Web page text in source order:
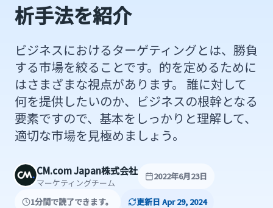
析手法を紹介
ビジネスにおけるターゲティングとは、勝負
する市場を絞ることです。的を定めるために
はさまざまな視点があります。 誰に対して
何を提供したいのか、ビジネスの根幹となる
要素ですので、基本をしっかりと理解して、
適切な市場を見極めましょう。
CM.com Japan株式会社
マーケティングチーム
2022年6月23日
1分間で読了できます。 更新日 Apr 29, 2024